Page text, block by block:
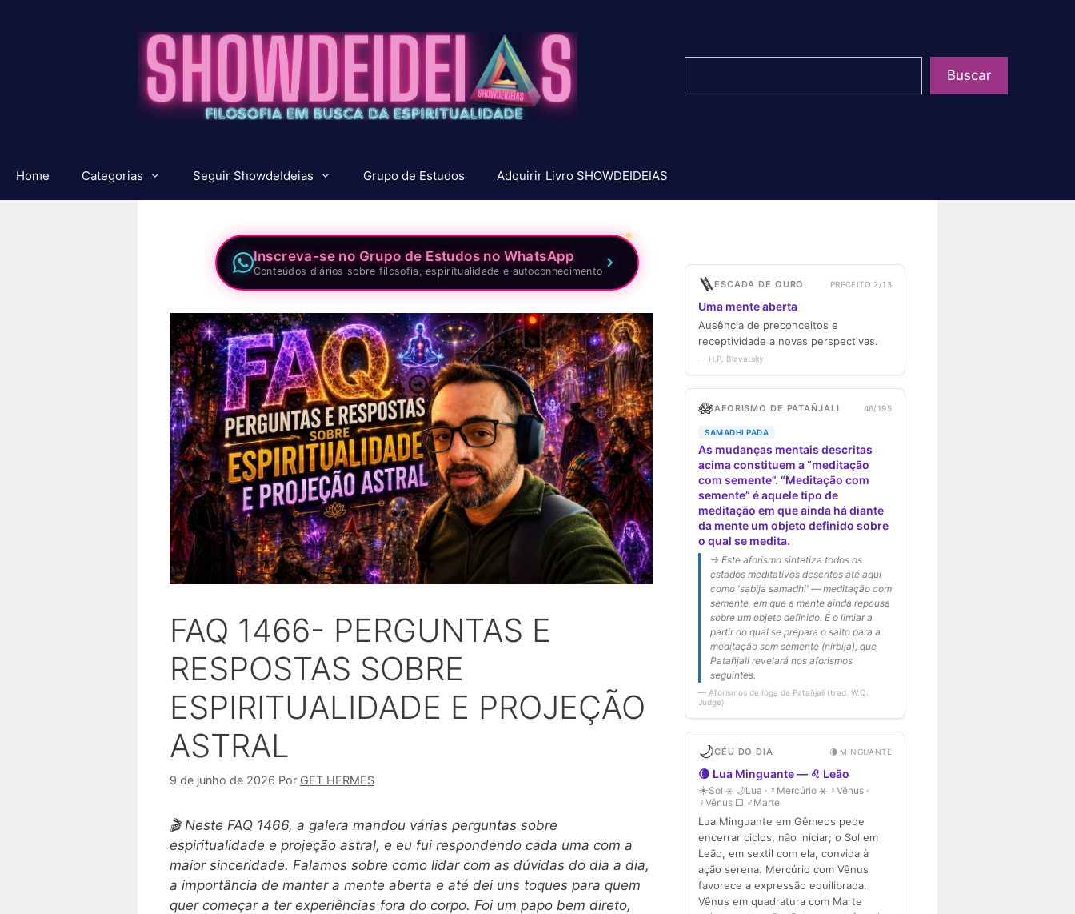
Buscar
Home Categorias Seguir ShowdeIdeias Grupo de Estudos Adquirir Livro SHOWDEIDEIAS
Inscreva-se no Grupo de Estudos no WhatsApp
Conteúdos diários sobre filosofia, espiritualidade e autoconhecimento
FAQ 1466- PERGUNTAS E
RESPOSTAS SOBRE
ESPIRITUALIDADE E PROJEÇÃO
ASTRAL
9 de junho de 2026 Por GET HERMES
🎬 Neste FAQ 1466, a galera mandou várias perguntas sobre
espiritualidade e projeção astral, e eu fui respondendo cada uma com a
maior sinceridade. Falamos sobre como lidar com as dúvidas do dia a dia,
a importância de manter a mente aberta e até dei uns toques para quem
quer começar a ter experiências fora do corpo. Foi um papo bem direto,